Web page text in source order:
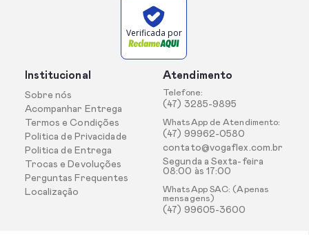
Verificada por
Institucional
Sobre nós
Acompanhar Entrega
Termos e Condições
Politica de Privacidade
Politica de Entrega
Trocas e Devoluções
Perguntas Frequentes
Localização
Atendimento
Telefone:
(47) 3285-9895
WhatsApp de Atendimento:
(47) 99962-0580
contato@vogaflex.com.br
Segunda a Sexta-feira
08:00 às 17:00
WhatsApp SAC: (Apenas
mensagens)
(47) 99605-3600